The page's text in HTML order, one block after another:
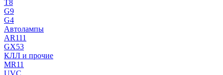
T8
G9
G4
Автолампы
AR111
GX53
КЛЛ и прочие
MR11
UVC